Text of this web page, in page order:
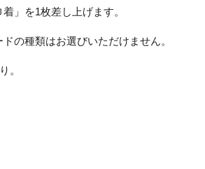
」を1枚差し上げます。
の種類はお選びいただけません。
。